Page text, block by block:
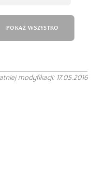
POKAŻ WSZYSTKO
modyfikacji: 17.05.2016